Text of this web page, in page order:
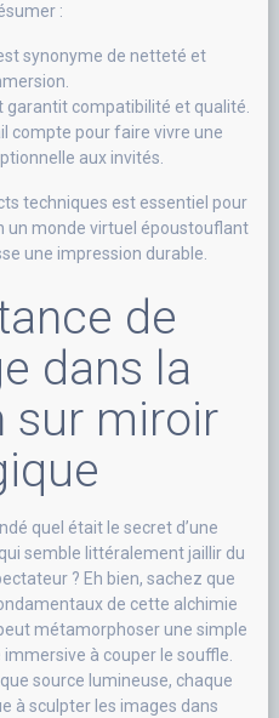
:
synonyme de netteté et
garantit compatibilité et qualité.
compte pour faire vivre une
aux invités.
techniques est essentiel pour
monde virtuel époustouflant
une impression durable.
de
dans la
sur miroir
quel était le secret d’une
semble littéralement jaillir du
? Eh bien, sachez que
de cette alchimie
métamorphoser une simple
à couper le souffle.
source lumineuse, chaque
à sculpter les images dans